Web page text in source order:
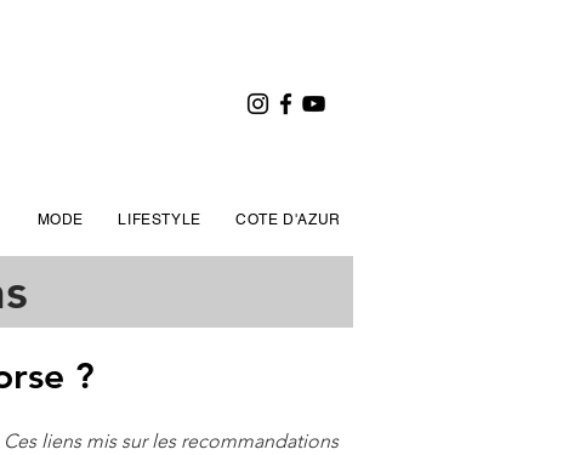
?
liens mis sur les recommandations
MODE LIFESTYLE COTE D'AZUR